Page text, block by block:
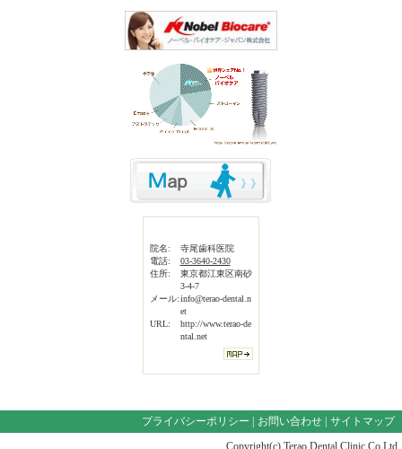
院名:
寺尾歯科医院
電話:
03-3640-2430
住所:
東京都江東区南砂
3-4-7
メール:info@terao-dental.n
et
URL:
http://www.terao-de
ntal.net
プライバシーポリシー | お問い合わせ | サイトマップ
Copyright(c) Terao Dental Clinic Co.Ltd